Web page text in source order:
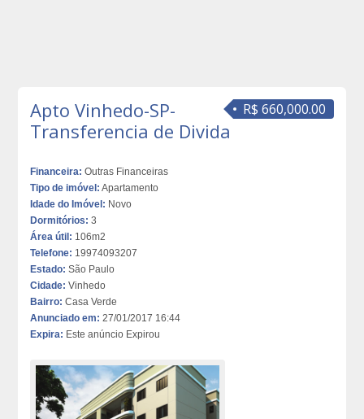
R$ 660,000.00
Apto Vinhedo-SP-
Transferencia de Divida
Financeira: Outras Financeiras
Tipo de imóvel: Apartamento
Idade do Imóvel: Novo
Dormitórios: 3
Área útil: 106m2
Telefone: 19974093207
Estado: São Paulo
Cidade: Vinhedo
Bairro: Casa Verde
Anunciado em: 27/01/2017 16:44
Expira: Este anúncio Expirou